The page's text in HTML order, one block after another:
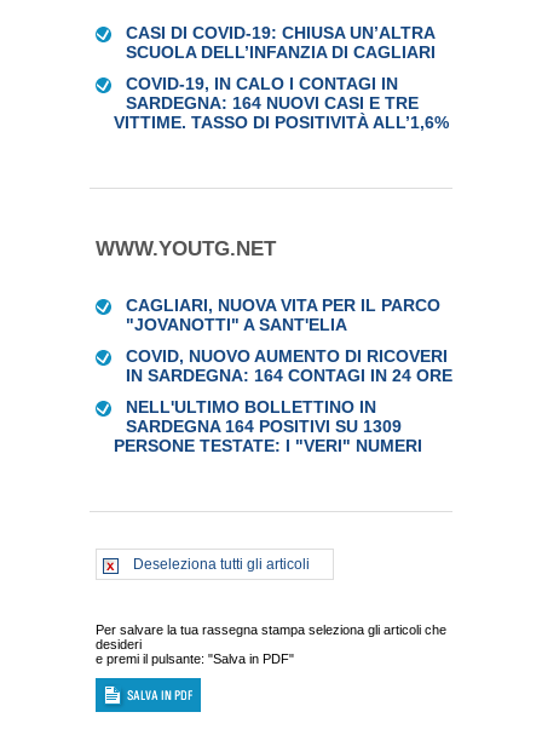
CASI DI COVID-19: CHIUSA UN’ALTRA
SCUOLA DELL’INFANZIA DI CAGLIARI
COVID-19, IN CALO I CONTAGI IN
SARDEGNA: 164 NUOVI CASI E TRE
VITTIME. TASSO DI POSITIVITÀ ALL’1,6%
WWW.YOUTG.NET
CAGLIARI, NUOVA VITA PER IL PARCO
"JOVANOTTI" A SANT'ELIA
COVID, NUOVO AUMENTO DI RICOVERI
IN SARDEGNA: 164 CONTAGI IN 24 ORE
NELL'ULTIMO BOLLETTINO IN
SARDEGNA 164 POSITIVI SU 1309
PERSONE TESTATE: I "VERI" NUMERI
Deseleziona tutti gli articoli
Per salvare la tua rassegna stampa seleziona gli articoli che
desideri
e premi il pulsante: "Salva in PDF"